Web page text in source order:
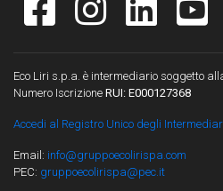
Eco Liri s.p.a. è intermediario soggetto
Numero Iscrizione RUI: E000127368
Accedi al Registro Unico degli
Email: info@gruppoecolirispa.com
PEC: gruppoecolirispa@pec.it